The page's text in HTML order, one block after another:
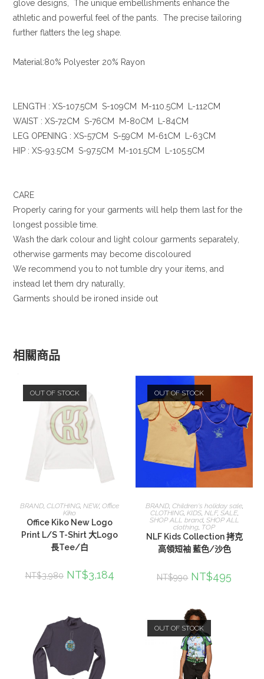
glove designs, The unique embellishments enhance the
athletic and powerful feel of the pants. The precise tailoring
further flatters the leg shape.
Material:80% Polyester 20% Rayon
LENGTH : XS-107.5CM S-109CM M-110.5CM L-112CM
WAIST : XS-72CM S-76CM M-80CM L-84CM
LEG OPENING : XS-57CM S-59CM M-61CM L-63CM
HIP : XS-93.5CM S-97.5CM M-101.5CM L-105.5CM
CARE
Properly caring for your garments will help them last for the
longest possible time.
Wash the dark colour and light colour garments separately,
otherwise garments may become discoloured
We recommend you to not tumble dry your items, and
instead let them dry naturally,
Garments should be ironed inside out
相關商品
OUT OF STOCK
選擇規格
BRAND ,CLOTHING ,NEW,Office
Kiko
Office Kiko New Logo
Print L/S T-Shirt 大Logo
長Tee/白
NT$3,980 NT$3,184
OUT OF STOCK
選擇規格
BRAND, Children's holiday sale,
CLOTHING, KIDS, NLF, SALE,
SHOP ALL brand, SHOP ALL
clothing TOP
NLF Kids Collection 拷克
高領短袖 藍色/沙色
NT$990 NT$495
OUT OF STOCK